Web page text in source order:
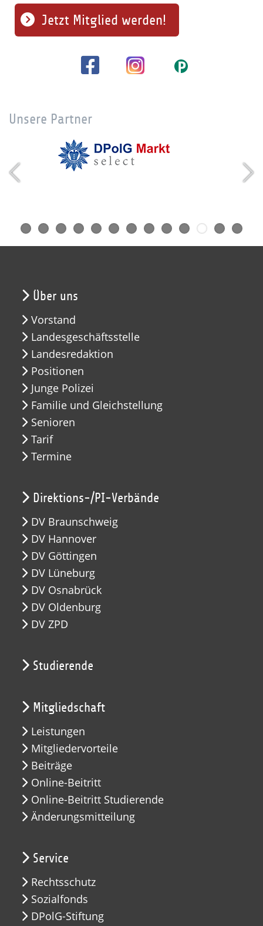
Jetzt Mitglied werden!
Unsere Partner
Über uns
Vorstand
Landesgeschäftsstelle
Landesredaktion
Positionen
Junge Polizei
Familie und Gleichstellung
Senioren
Tarif
Termine
Direktions-/PI-Verbände
DV Braunschweig
DV Hannover
DV Göttingen
DV Lüneburg
DV Osnabrück
DV Oldenburg
DV ZPD
Studierende
Mitgliedschaft
Leistungen
Mitgliedervorteile
Beiträge
Online-Beitritt
Online-Beitritt Studierende
Änderungsmitteilung
Service
Rechtsschutz
Sozialfonds
DPolG-Stiftung